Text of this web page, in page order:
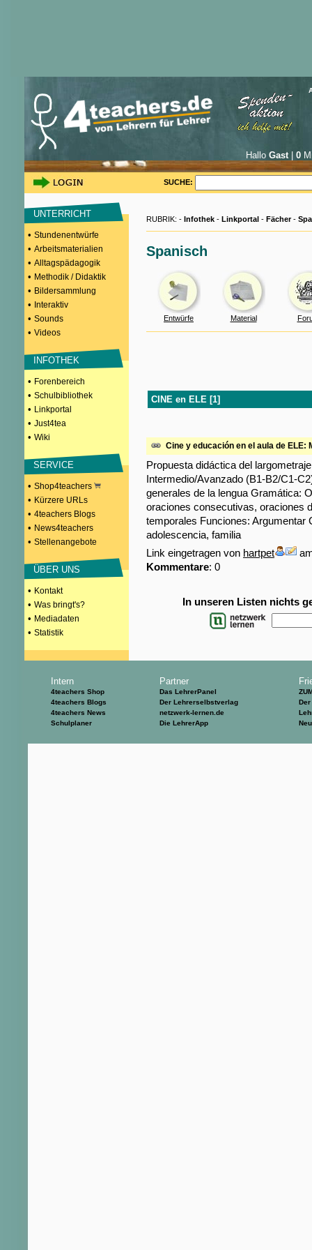
Hallo Gast| 0
SUCHE:
UNTERRICHT
• Stundenentwürfe
• Arbeitsmaterialien
• Alltagspädagogik
• Methodik / Didaktik
• Bildersammlung
• Interaktiv
• Sounds
• Videos
INFOTHEK
• Forenbereich
• Schulbibliothek
• Linkportal
• Just4tea
• Wiki
SERVICE
• Shop4teachers
• Kürzere URLs
• 4teachers Blogs
• News4teachers
• Stellenangebote
ÜBER UNS
• Kontakt
• Was bringt's?
• Mediadaten
• Statistik
RUBRIK: - Infothek - Linkportal - Fächer-
Spanisch
Entwürfe Material
CINE en ELE [1]
Cine y educación en el aula de ELE:
Propuesta didáctica del
Intermedio/Avanzado (B1-B2/C1-
generales de la lengua Gramática:
oraciones consecutivas, oraciones
temporales Funciones: Argumentar
adolescencia, familia
Link eingetragen von hartpet
Kommentare: 0
In unseren Listen nichts
Intern
4teachers Shop
4teachers Blogs
4teachers News
Schulplaner
Partner
Das LehrerPanel
Der Lehrerselbstverlag
netzwerk-lernen.de
Die LehrerApp